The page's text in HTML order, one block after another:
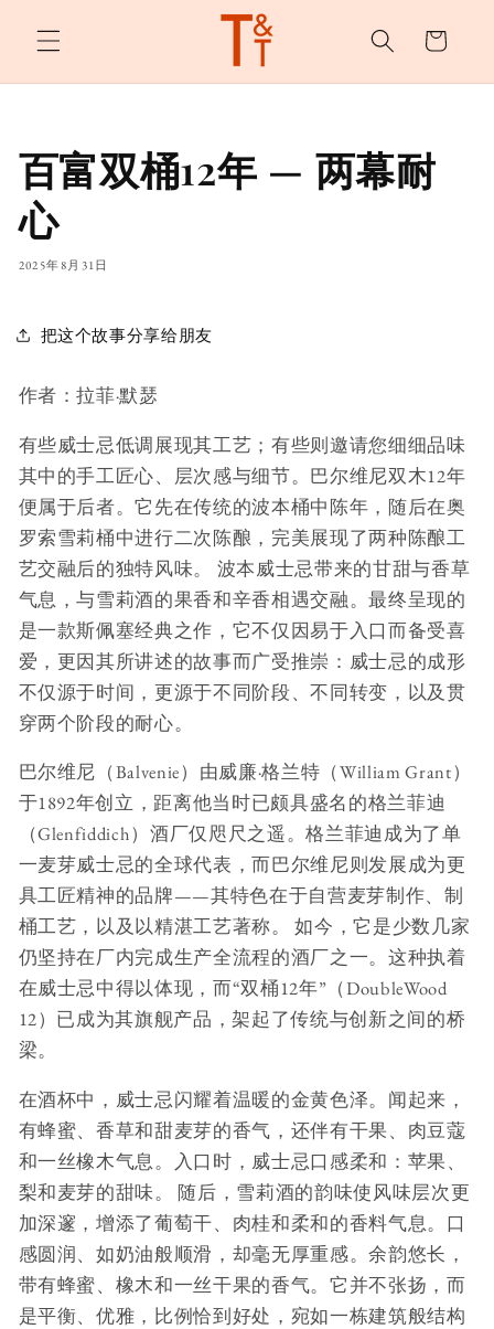
容
物
百富双桶12年 — 两幕耐
心
2025年8月31日
把这个故事分享给朋友
作者：拉菲·默瑟
有些威士忌低调展现其工艺；有些则邀请您细细品味
其中的手工匠心、层次感与细节。巴尔维尼双木12年
便属于后者。它先在传统的波本桶中陈年，随后在奥
罗索雪莉桶中进行二次陈酿，完美展现了两种陈酿工
艺交融后的独特风味。 波本威士忌带来的甘甜与香草
气息，与雪莉酒的果香和辛香相遇交融。最终呈现的
是一款斯佩塞经典之作，它不仅因易于入口而备受喜
爱，更因其所讲述的故事而广受推崇：威士忌的成形
不仅源于时间，更源于不同阶段、不同转变，以及贯
穿两个阶段的耐心。
巴尔维尼（Balvenie）由威廉·格兰特（William Grant）
于1892年创立，距离他当时已颇具盛名的格兰菲迪
（Glenfiddich）酒厂仅咫尺之遥。格兰菲迪成为了单
一麦芽威士忌的全球代表，而巴尔维尼则发展成为更
具工匠精神的品牌——其特色在于自营麦芽制作、制
桶工艺，以及以精湛工艺著称。 如今，它是少数几家
仍坚持在厂内完成生产全流程的酒厂之一。这种执着
在威士忌中得以体现，而“双桶12年”（DoubleWood
12）已成为其旗舰产品，架起了传统与创新之间的桥
梁。
在酒杯中，威士忌闪耀着温暖的金黄色泽。闻起来，
有蜂蜜、香草和甜麦芽的香气，还伴有干果、肉豆蔻
和一丝橡木气息。入口时，威士忌口感柔和：苹果、
梨和麦芽的甜味。 随后，雪莉酒的韵味使风味层次更
加深邃，增添了葡萄干、肉桂和柔和的香料气息。口
感圆润、如奶油般顺滑，却毫无厚重感。余韵悠长，
带有蜂蜜、橡木和一丝干果的香气。它并不张扬，而
是平衡、优雅，比例恰到好处，宛如一栋建筑般结构